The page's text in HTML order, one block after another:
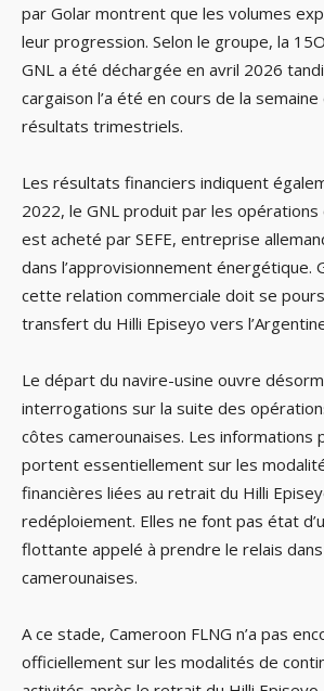
par Golar montrent que les volumes
leur progression. Selon le groupe, la
GNL a été déchargée en avril 2026
cargaison l’a été en cours de la
résultats trimestriels.
Les résultats financiers indiquent
2022, le GNL produit par les opérations
est acheté par SEFE, entreprise
dans l’approvisionnement énergétique.
cette relation commerciale doit se
transfert du Hilli Episeyo vers
Le départ du navire-usine ouvre
interrogations sur la suite des
côtes camerounaises. Les informations
portent essentiellement sur les
financières liées au retrait du Hilli
redéploiement. Elles ne font pas état
flottante appelé à prendre le relais
camerounaises.
A ce stade, Cameroon FLNG n’a pas
officiellement sur les modalités de